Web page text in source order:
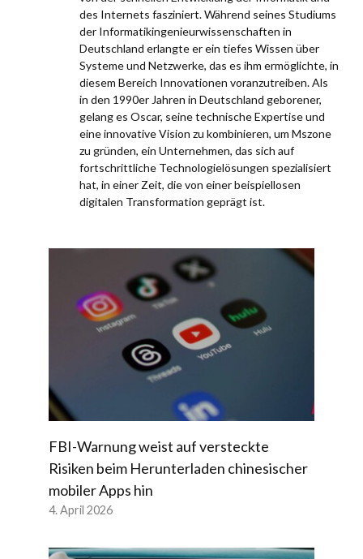
des Internets fasziniert. Während seines Studiums
der Informatikingenieurwissenschaften in
Deutschland erlangte er ein tiefes Wissen über
Systeme und Netzwerke, das es ihm ermöglichte, in
diesem Bereich Innovationen voranzutreiben. Als
in den 1990er Jahren in Deutschland geborener,
gelang es Oscar, seine technische Expertise und
eine innovative Vision zu kombinieren, um Mszone
zu gründen, ein Unternehmen, das sich auf
fortschrittliche Technologielösungen spezialisiert
hat, in einer Zeit, die von einer beispiellosen
digitalen Transformation geprägt ist.
FBI-Warnung weist auf versteckte
Risiken beim Herunterladen chinesischer
mobiler Apps hin
4. April 2026